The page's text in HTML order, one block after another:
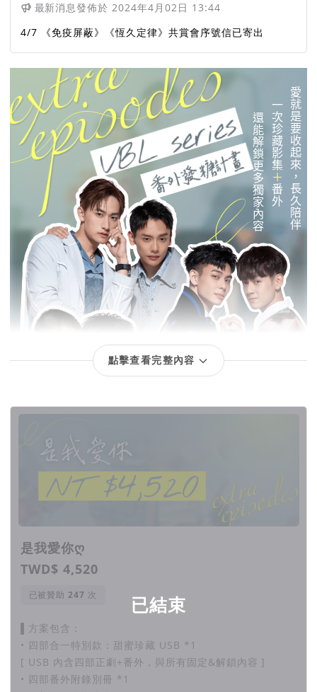
最新消息發佈於2024年4月02日 13:44
4/7 《免疫屏蔽》《恆久定律》共賞會序號信已寄出
點擊查看完整內容
回饋項目
已結束
是我愛你ღ
TWD$ 4,520
已被贊助 次
▌方案包含：
• 四部合一特別款：甜蜜珍藏 USB *1
[ USB 內含四部正劇+番外，與所有固定&解鎖內容 ]
• 四部番外附錄別冊 *1